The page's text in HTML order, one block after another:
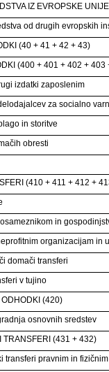
IZ EVROPSKE
od drugih evropskih
(40 + 41 + 42 + 43)
(400 + 401 + 402 + 403
izdatki zaposlenim
za socialno
in storitve
obresti
(410 + 411 + 412 +
in
organizacijam in
domači transferi
v tujino
(420)
osnovnih sredstev
TRANSFERI (431 + 432)
transferi pravnim in